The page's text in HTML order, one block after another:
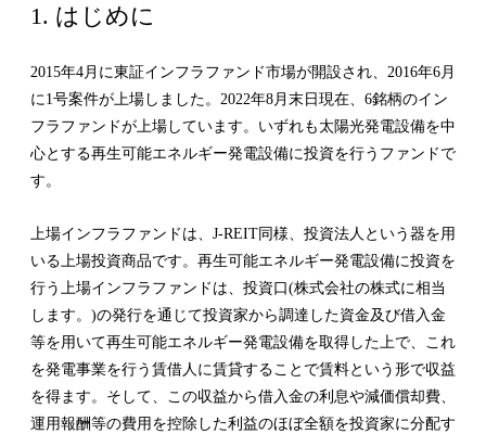
1. はじめに
2015年4月に東証インフラファンド市場が開設され、2016年6月
に1号案件が上場しました。2022年8月末日現在、6銘柄のイン
フラファンドが上場しています。いずれも太陽光発電設備を中
心とする再生可能エネルギー発電設備に投資を行うファンドで
す。
上場インフラファンドは、J-REIT同様、投資法人という器を用
いる上場投資商品です。再生可能エネルギー発電設備に投資を
行う上場インフラファンドは、投資口(株式会社の株式に相当
します。)の発行を通じて投資家から調達した資金及び借入金
等を用いて再生可能エネルギー発電設備を取得した上で、これ
を発電事業を行う賃借人に賃貸することで賃料という形で収益
を得ます。そして、この収益から借入金の利息や減価償却費、
運用報酬等の費用を控除した利益のほぼ全額を投資家に分配す